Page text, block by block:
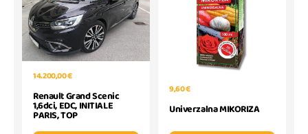
14.200,00 €
Renault Grand Scenic
1,6dci, EDC, INITIALE
PARIS, TOP
9,60 €
Univerzalna MIKORIZA